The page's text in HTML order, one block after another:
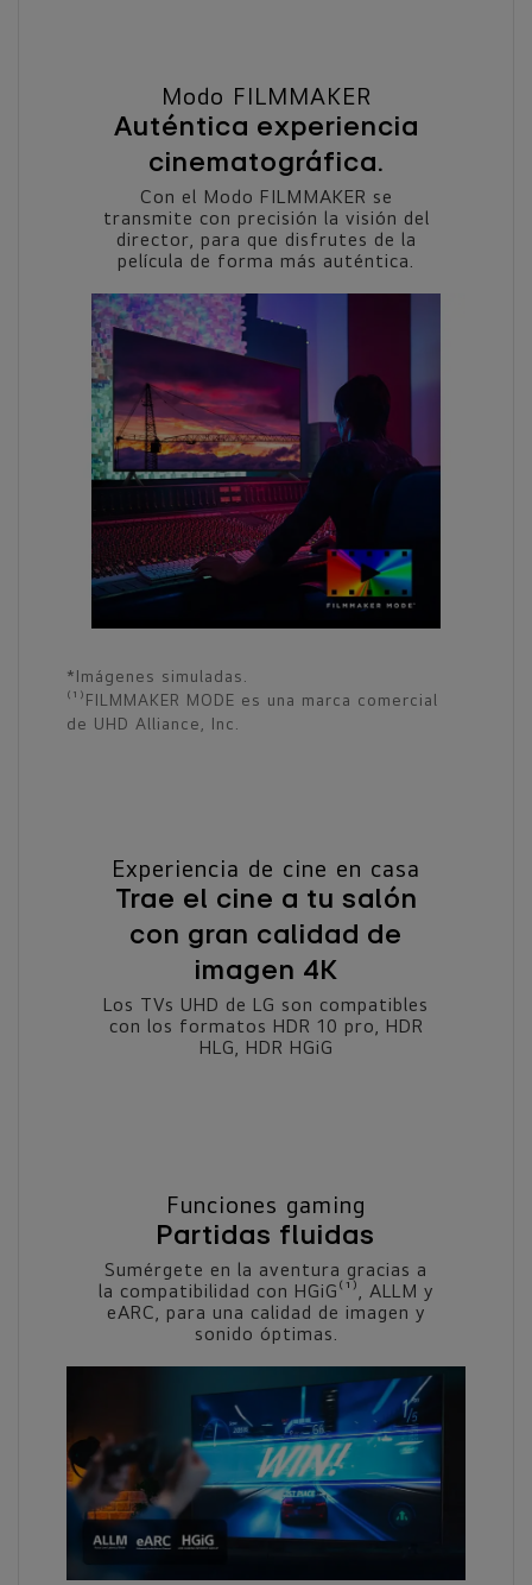
Modo FILMMAKER
Auténtica experiencia
cinematográfica.
Con el Modo FILMMAKER se
transmite con precisión la visión del
director, para que disfrutes de la
película de forma más auténtica.
*Imágenes simuladas.
⁽¹⁾FILMMAKER MODE es una marca comercial
de UHD Alliance, Inc.
Experiencia de cine en casa
Trae el cine a tu salón
con gran calidad de
imagen 4K
Los TVs UHD de LG son compatibles
con los formatos HDR 10 pro, HDR
HLG, HDR HGiG
Funciones gaming
Partidas fluidas
Sumérgete en la aventura gracias a
la compatibilidad con HGiG⁽¹⁾, ALLM y
eARC, para una calidad de imagen y
sonido óptimas.